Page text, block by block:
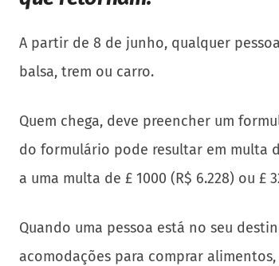
A partir de 8 de junho, qualquer
balsa, trem ou carro.
Quem chega, deve preencher um
do formulário pode resultar em multa
a uma multa de £ 1000 (R$ 6.228) ou
Quando uma pessoa está no seu
acomodações para comprar